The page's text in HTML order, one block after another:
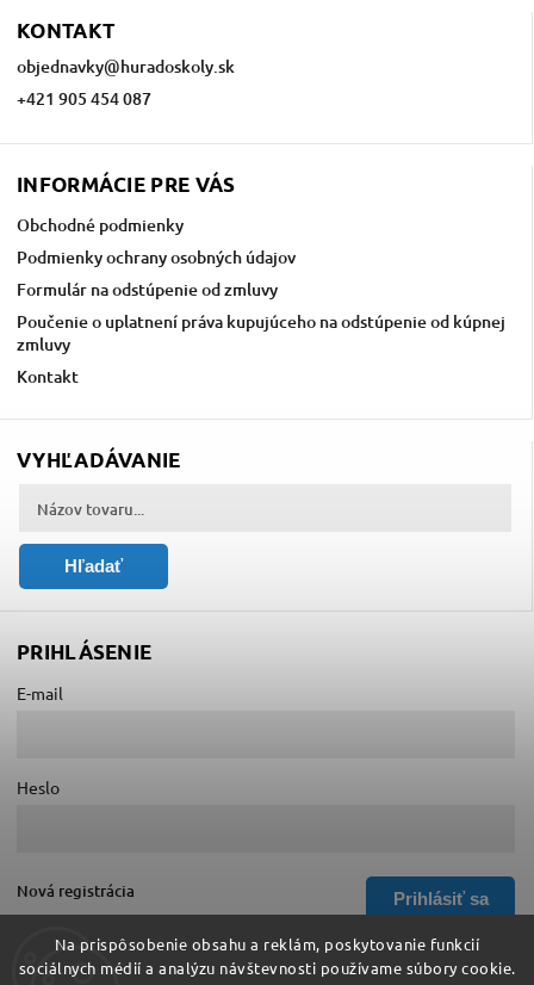
Na prispôsobenie obsahu a reklám, poskytovanie funkcií
sociálnych médií a analýzu návštevnosti používame súbory cookie.
KONTAKT
objednavky@huradoskoly.sk
+421 905 454 087
INFORMÁCIE PRE VÁS
Obchodné podmienky
Podmienky ochrany osobných údajov
Formulár na odstúpenie od zmluvy
Poučenie o uplatnení práva kupujúceho na odstúpenie od kúpnej
zmluvy
Kontakt
VYHĽADÁVANIE
Hľadať
PRIHLÁSENIE
E-mail
Heslo
Prihlásiť sa
Nová registrácia
Zabudnuté heslo